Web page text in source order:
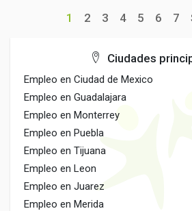
1 2 3 4 5 6 7
Ciudades
Empleo en Ciudad de Mexico
Empleo en Guadalajara
Empleo en Monterrey
Empleo en Puebla
Empleo en Tijuana
Empleo en Leon
Empleo en Juarez
Empleo en Merida